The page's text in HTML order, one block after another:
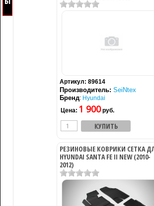
Артикул: 89614
Производитель: SeiNtex
Бренд: Hyundai
Цена: 1 900руб.
РЕЗИНОВЫЕ КОВРИКИ СЕТКА
HYUNDAI SANTA FE II NEW (2010-
2012)